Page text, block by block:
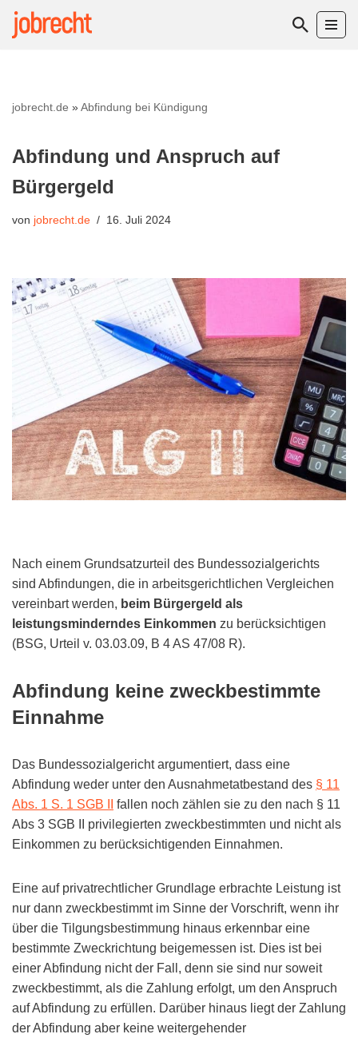
jobrecht.de »Abfindung bei Kündigung
Abfindung und Anspruch auf
Bürgergeld
von jobrecht.de 16. Juli 2024
Nach einem Grundsatzurteil des Bundessozialgerichts
sind Abfindungen, die in arbeitsgerichtlichen Vergleichen
vereinbart werden, beim Bürgergeld als
leistungsminderndes Einkommen zu berücksichtigen
(BSG, Urteil v. 03.03.09, B 4 AS 47/08 R).
Abfindung keine zweckbestimmte
Einnahme
Das Bundessozialgericht argumentiert, dass eine
Abfindung weder unter den Ausnahmetatbestand des § 11
Abs. 1 S. 1 SGB II
fallen noch zählen sie zu den nach § 11
Abs 3 SGB II privilegierten zweckbestimmten und nicht als
Einkommen zu berücksichtigenden Einnahmen.
Eine auf privatrechtlicher Grundlage erbrachte Leistung ist
nur dann zweckbestimmt im Sinne der Vorschrift, wenn ihr
über die Tilgungsbestimmung hinaus erkennbar eine
bestimmte Zweckrichtung beigemessen ist. Dies ist bei
einer Abfindung nicht der Fall, denn sie sind nur soweit
zweckbestimmt, als die Zahlung erfolgt, um den Anspruch
auf Abfindung zu erfüllen. Darüber hinaus liegt der Zahlung
der Abfindung aber keine weitergehender